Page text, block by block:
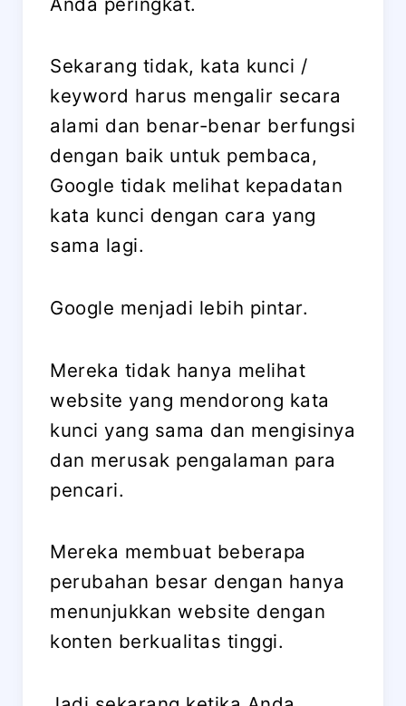
Sekarang tidak, kata kunci /
keyword harus mengalir secara
alami dan benar-benar berfungsi
dengan baik untuk pembaca,
Google tidak melihat kepadatan
kata kunci dengan cara yang
sama lagi.
Google menjadi lebih pintar.
Mereka tidak hanya melihat
website yang mendorong kata
kunci yang sama dan mengisinya
dan merusak pengalaman para
pencari.
Mereka membuat beberapa
perubahan besar dengan hanya
menunjukkan website dengan
konten berkualitas tinggi.